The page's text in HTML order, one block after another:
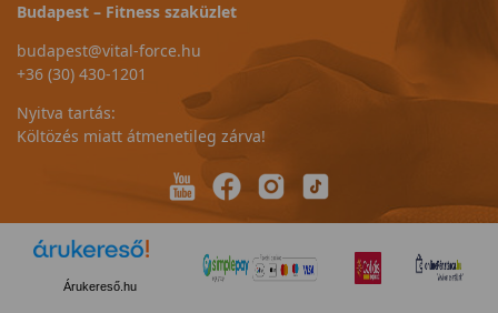
Budapest – Fitness szaküzlet
budapest@vital-force.hu
+36 (30) 430-1201
Nyitva tartás:
Költözés miatt átmenetileg zárva!
Árukereső.hu